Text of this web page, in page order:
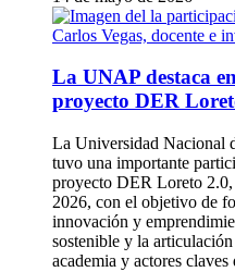
La UNAP destaca
proyecto DER
La Universidad Nacional
tuvo una importante
proyecto DER Loreto 2.0,
2026, con el objetivo de
innovación y
sostenible y la
academia y actores